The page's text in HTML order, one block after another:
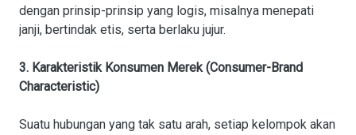
dengan prinsip-prinsip yang logis, misalnya menepati
janji, bertindak etis, serta berlaku jujur.
3. Karakteristik Konsumen Merek (Consumer-Brand
Characteristic)
Suatu hubungan yang tak satu arah, setiap kelompok akan